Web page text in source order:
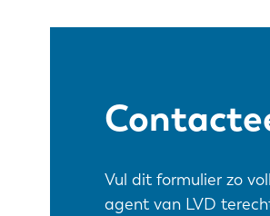
Vul dit formulier zo
agent van LVD